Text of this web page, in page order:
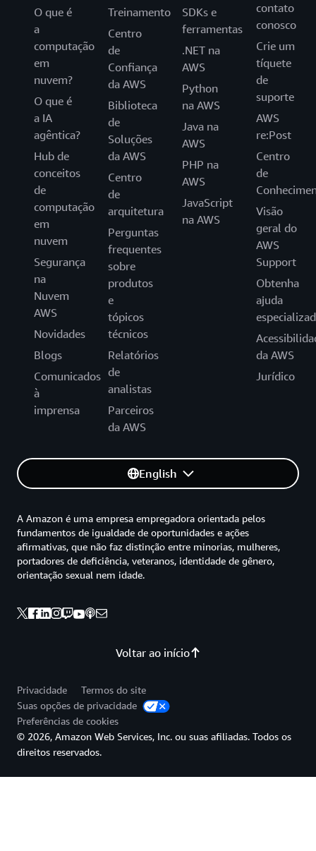
O que é
a
computação
em
nuvem?
O que é
a IA
agêntica?
Hub de
conceitos
de
computação
em
nuvem
Segurança
na
Nuvem
AWS
Novidades
Blogs
Comunicados
à
imprensa
Treinamento
Centro
de
Confiança
da AWS
Biblioteca
de
Soluções
da AWS
Centro
de
arquitetura
Perguntas
frequentes
sobre
produtos
e
tópicos
técnicos
Relatórios
de
analistas
Parceiros
da AWS
SDKs e
ferramentas
.NET na
AWS
Python
na AWS
Java na
AWS
PHP na
AWS
JavaScript
na AWS
contato
conosco
Crie um
tíquete
de
suporte
AWS
re:Post
Centro
de
Visão
geral do
AWS
Support
Obtenha
ajuda
da AWS
Jurídico
English
Voltar ao início
A Amazon é uma empresa empregadora orientada pelos
fundamentos de igualdade de oportunidades e ações
afirmativas, que não faz distinção entre minorias, mulheres,
portadores de deficiência, veteranos, identidade de gênero,
orientação sexual nem idade.
Privacidade
Termos do site
Suas opções de privacidade
Preferências de cookies
© 2026, Amazon Web Services, Inc. ou suas afiliadas. Todos os
direitos reservados.